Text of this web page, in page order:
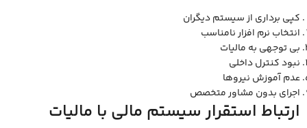
کپی ‌برداری از سیستم دیگران
انتخاب نرم‌ افزار نامناسب
بی ‌توجهی به مالیات
نبود کنترل داخلی
عدم آموزش نیروها
اجرای بدون مشاور متخصص
ارتباط استقرار سیستم مالی با مالیات